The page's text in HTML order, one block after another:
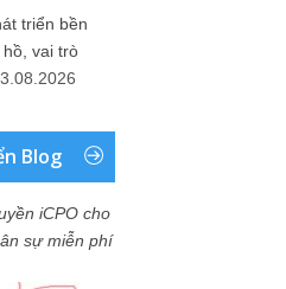
triển bền
vai trò
Blog
iCPO cho
sự miễn phí